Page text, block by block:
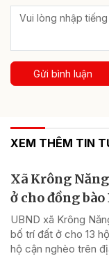
Gửi bình luận
XEM THÊM TIN
Xã Krông
ở cho đồng bào
UBND xã Krông
bố trí đất ở cho 13
hộ cận nghèo trên